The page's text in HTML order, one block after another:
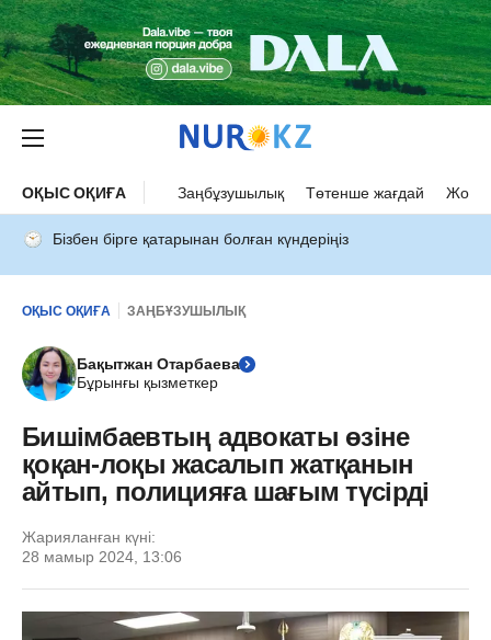
ОҚЫС ОҚИҒА Заңбұзушылық Төтенше жағдай Жол
Бізбен бірге қатарынан болған күндеріңіз
ОҚЫС ОҚИҒА ЗАҢБҰЗУШЫЛЫҚ
Бақытжан Отарбаева
Бұрынғы қызметкер
Бишімбаевтың адвокаты өзіне
қоқан-лоқы жасалып жатқанын
айтып, полицияға шағым түсірді
Жарияланған күні:
28 мамыр 2024, 13:06